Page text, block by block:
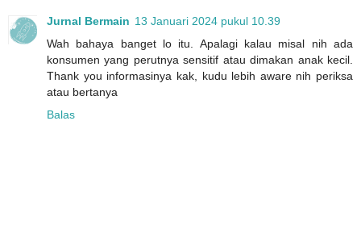
Jurnal Bermain 13 Januari 2024 pukul 10.39
Wah bahaya banget lo itu. Apalagi kalau misal nih ada
konsumen yang perutnya sensitif atau dimakan anak kecil.
Thank you informasinya kak, kudu lebih aware nih periksa
atau bertanya
Balas